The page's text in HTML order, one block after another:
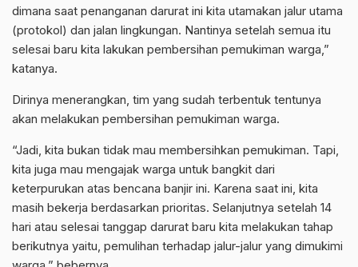
dimana saat penanganan darurat ini kita utamakan jalur utama
(protokol) dan jalan lingkungan. Nantinya setelah semua itu
selesai baru kita lakukan pembersihan pemukiman warga,”
katanya.
Dirinya menerangkan, tim yang sudah terbentuk tentunya
akan melakukan pembersihan pemukiman warga.
“Jadi, kita bukan tidak mau membersihkan pemukiman. Tapi,
kita juga mau mengajak warga untuk bangkit dari
keterpurukan atas bencana banjir ini. Karena saat ini, kita
masih bekerja berdasarkan prioritas. Selanjutnya setelah 14
hari atau selesai tanggap darurat baru kita melakukan tahap
berikutnya yaitu, pemulihan terhadap jalur-jalur yang dimukimi